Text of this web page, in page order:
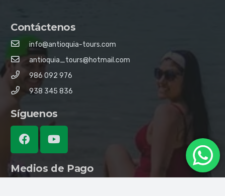
Contáctenos
info@antioquia-tours.com
antioquia_tours@hotmail.com
986 092 976
938 345 836
Síguenos
Medios de Pago